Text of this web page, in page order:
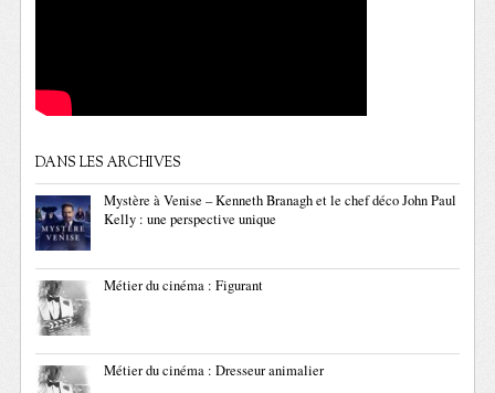
DANS LES ARCHIVES
Mystère à Venise – Kenneth Branagh et le chef déco John Paul
Kelly : une perspective unique
Métier du cinéma : Figurant
Métier du cinéma : Dresseur animalier